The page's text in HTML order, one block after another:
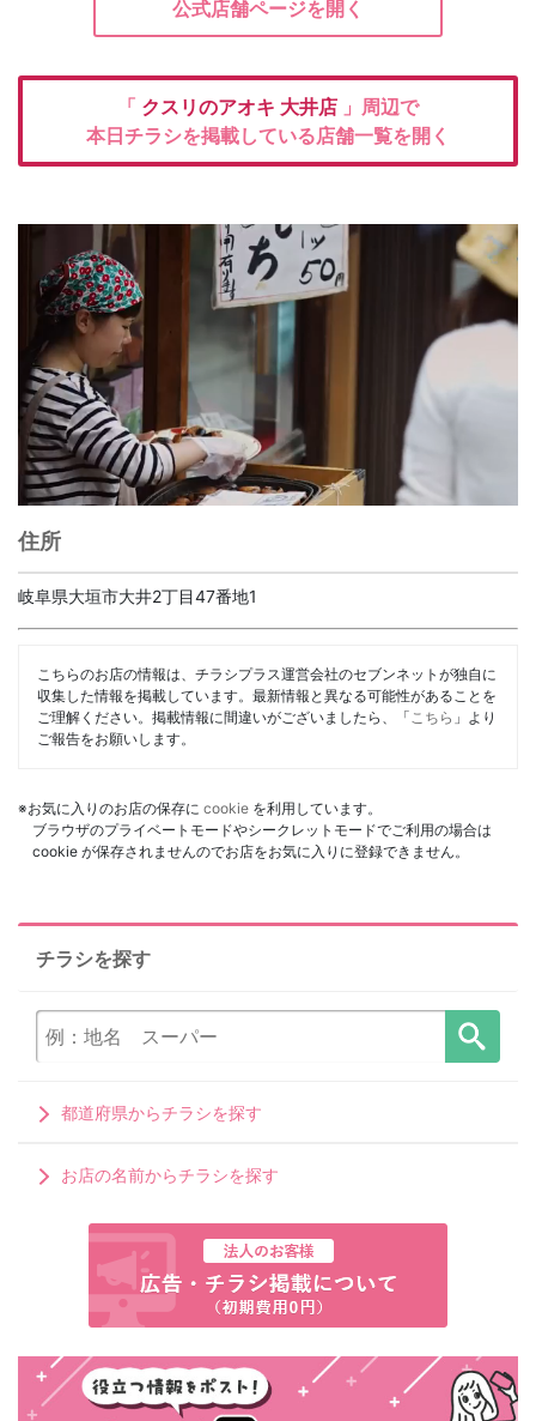
公式店舗ページを開く
「 クスリのアオキ 大井店 」周辺で
本日チラシを掲載している店舗一覧を開く
住所
岐阜県大垣市大井2丁目47番地1
こちらのお店の情報は、チラシプラス運営会社のセブンネットが独自に
収集した情報を掲載しています。最新情報と異なる可能性があることを
ご理解ください。掲載情報に間違いがございましたら、「 こちら 」より
ご報告をお願いします。
※お気に入りのお店の保存に cookie を利用しています。
ブラウザのプライベートモードやシークレットモードでご利用の場合は
cookie が保存されませんのでお店をお気に入りに登録できません。
チラシを探す
都道府県からチラシを探す
お店の名前からチラシを探す